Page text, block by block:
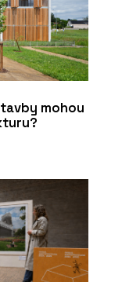
mohou